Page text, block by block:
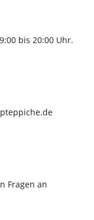
bis 20:00 Uhr.
Fragen an